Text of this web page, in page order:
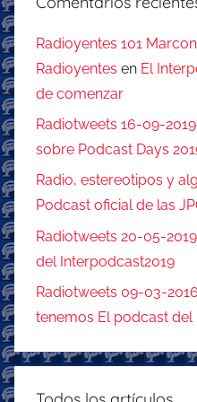
Radioyentes 101
Radioyentes en El
de comenzar
Radiotweets 16-09-
sobre Podcast Days
Radio, estereotipos y
Podcast oficial de las
Radiotweets 20-05-
del Interpodcast2019
Radiotweets 09-03-
tenemos El podcast del